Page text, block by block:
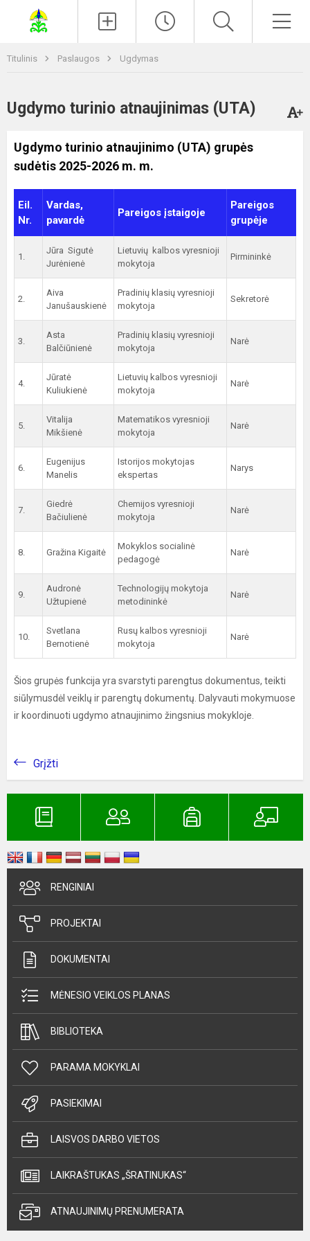
Titulinis Paslaugos Ugdymas
Ugdymo turinio atnaujinimas (UTA)
Ugdymo turinio atnaujinimo (UTA) grupės
sudėtis 2025-2026 m. m.
Eil.
Nr.
Vardas,
pavardė
Pareigos įstaigoje
Pareigos
grupėje
1.
Jūra Sigutė
Jurėnienė
Lietuvių kalbos vyresnioji
mokytoja
Pirmininkė
2.
Aiva
Janušauskienė
Pradinių klasių vyresnioji
mokytoja
Sekretorė
3.
Asta
Balčiūnienė
Pradinių klasių vyresnioji
mokytoja
Narė
4.
Jūratė
Kuliukienė
Lietuvių kalbos vyresnioji
mokytoja
Narė
5.
Vitalija
Mikšienė
Matematikos vyresnioji
mokytoja
Narė
6.
Eugenijus
Manelis
Istorijos mokytojas
ekspertas
Narys
7.
Giedrė
Bačiulienė
Chemijos vyresnioji
mokytoja
Narė
8. Gražina Kigaitė
Mokyklos socialinė
pedagogė
Narė
9.
Audronė
Užtupienė
Technologijų mokytoja
metodininkė
Narė
10.
Svetlana
Bernotienė
Rusų kalbos vyresnioji
mokytoja
Narė
Šios grupės funkcija yra svarstyti parengtus dokumentus, teikti
siūlymusdėl veiklų ir parengtų dokumentų. Dalyvauti mokymuose
ir koordinuoti ugdymo atnaujinimo žingsnius mokykloje.
Grįžti
RENGINIAI
PROJEKTAI
DOKUMENTAI
MĖNESIO VEIKLOS PLANAS
BIBLIOTEKA
PARAMA MOKYKLAI
PASIEKIMAI
LAISVOS DARBO VIETOS
LAIKRAŠTUKAS „ŠRATINUKAS“
ATNAUJINIMŲ PRENUMERATA